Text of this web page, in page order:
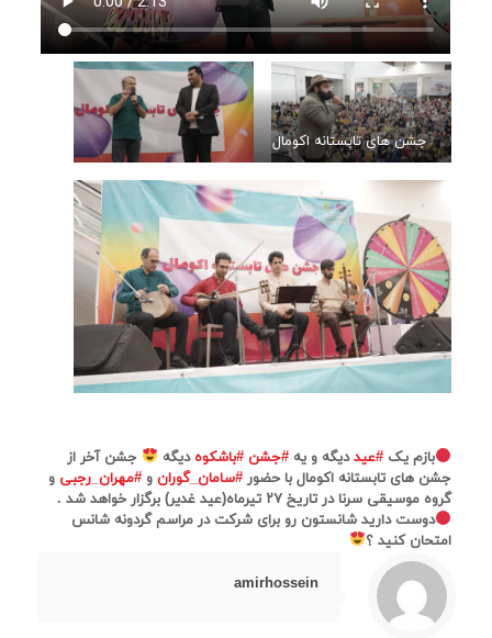
جشن های تابستانه اکومال
بازم یک#عیددیگه و یه#جشن #باشکوه دیگه
جشن آخر از
جشن های تابستانه اکومال با حضور#سامان_گوران و#مهران_رجبی و
گروه موسیقی سرنا در تاریخ ۲۷ تیرماه(عید غدیر) برگزار خواهد شد .
دوست دارید شانستون رو برای شرکت در مراسم گردونه شانس
امتحان کنید ؟
amirhossein